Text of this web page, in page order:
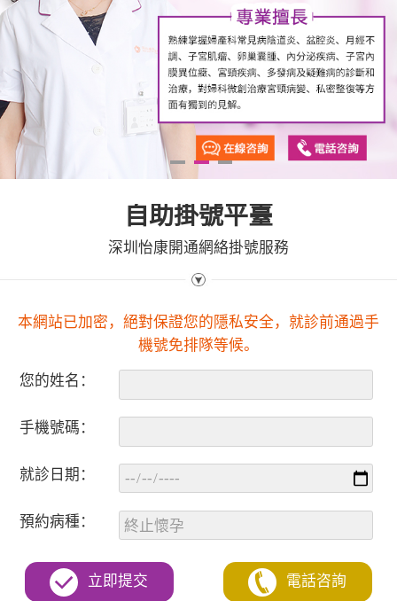
1 2
自助掛號平臺
深圳怡康開通網絡掛號服務
本網站已加密，絕對保證您的隱私安全，就診前通過手
機號免排隊等候。
您的姓名：
手機號碼：
就診日期：
預約病種：
立即提交 電話咨詢